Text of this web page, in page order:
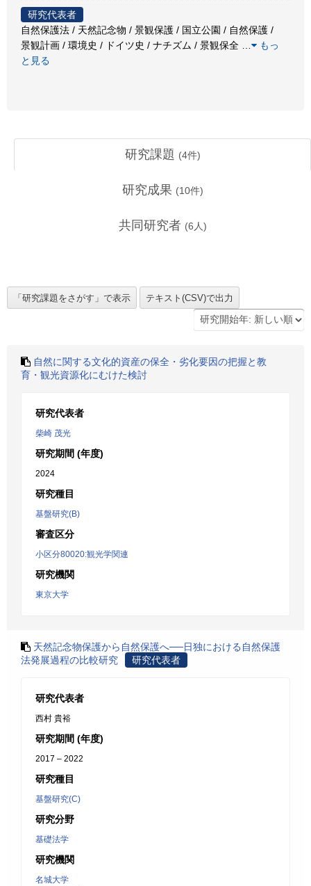
研究代表者
自然保護法 / 天然記念物 / 景観保護 / 国立公園 / 自然保護 /
景観計画 / 環境史 / ドイツ史 / ナチズム / 景観保全
もっ
と見る
研究課題 (4件)
研究成果 (10件)
共同研究者 (6 人)
自然に関する文化的資産の保全・劣化要因の把握と教
育・観光資源化にむけた検討
研究代表者
柴崎 茂光
研究期間 (年度)
2024
研究種目
基盤研究(B)
審査区分
小区分80020:観光学関連
研究機関
東京大学
天然記念物保護から自然保護へ──日独における自然保護
法発展過程の比較研究
研究代表者
研究代表者
西村 貴裕
研究期間 (年度)
2017 – 2022
研究種目
基盤研究(C)
研究分野
基礎法学
研究機関
名城大学